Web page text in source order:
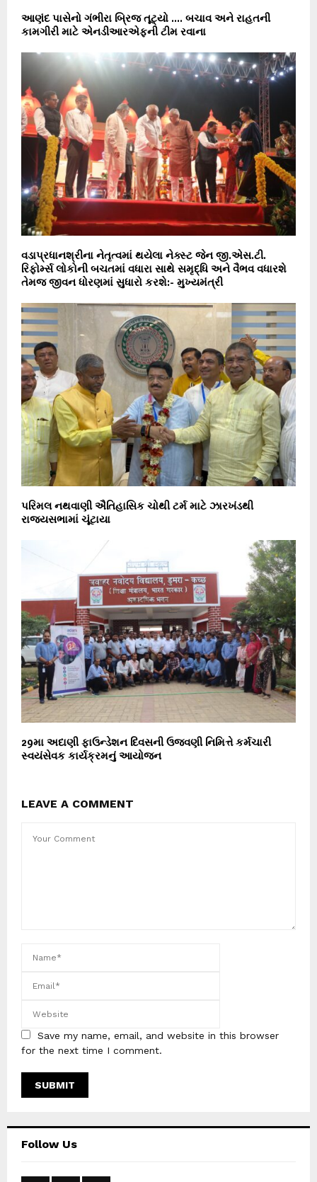
આણંદ પાસેનો ગંભીરા બ્રિજ તૂટ્યો …. બચાવ અને રાહતની
કામગીરી માટે એનડીઆરએફની ટીમ રવાના
વડાપ્રધાનશ્રીના નેતૃત્વમાં થયેલા નેક્સ્ટ જેન જી.એસ.ટી.
રિફોર્મ્સ લોકોની બચતમાં વધારા સાથે સમૃદ્ધિ અને વૈભવ વધારશે
તેમજ જીવન ધોરણમાં સુધારો કરશે:- મુખ્યમંત્રી
પરિમલ નથવાણી ઐતિહાસિક ચોથી ટર્મ માટે ઝારખંડથી
રાજ્યસભામાં ચૂંટાયા
29મા અદાણી ફાઉન્ડેશન દિવસની ઉજવણી નિમિત્તે કર્મચારી
સ્વયંસેવક કાર્યક્રમનું આયોજન
LEAVE A COMMENT
Save my name, email, and website in this browser
for the next time I comment.
Follow Us